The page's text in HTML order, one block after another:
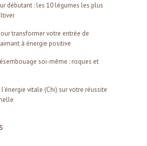
débutant : les 10 légumes les plus
transformer votre entrée de
à énergie positive
soi-même : risques et
l’énergie vitale (Chi) sur votre réussite